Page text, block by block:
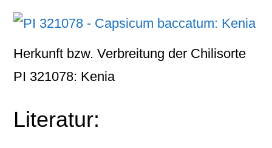
Herkunft bzw. Verbreitung der Chilisorte
PI 321078: Kenia
Literatur: